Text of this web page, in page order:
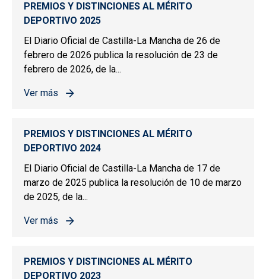
PREMIOS Y DISTINCIONES AL MÉRITO
DEPORTIVO 2025
El Diario Oficial de Castilla-La Mancha de 26 de
febrero de 2026 publica la resolución de 23 de
febrero de 2026, de la...
Ver más
sobre PREMIOS Y DISTINCIONES AL MÉRITO
PREMIOS Y DISTINCIONES AL MÉRITO
DEPORTIVO 2024
El Diario Oficial de Castilla-La Mancha de 17 de
marzo de 2025 publica la resolución de 10 de marzo
de 2025, de la...
Ver más
sobre PREMIOS Y DISTINCIONES AL MÉRITO
PREMIOS Y DISTINCIONES AL MÉRITO
DEPORTIVO 2023